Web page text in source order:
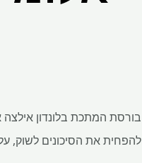
להפחית את הסיכונים לשוק,